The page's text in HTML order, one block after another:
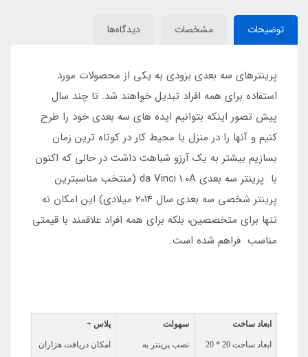
توضیحات مشخصات دیدگاه‌ها
پرینترهای سه بعدی بزودی به یکی از محصولات مورد
استفاده برای همه افراد تبدیل خواهند شد. تا چند سال
پیش تصور اینکه بتوانیم ایده های سه بعدی خود را طرح
کنیم و آنها را در منزل یا محیط کار در کوتاه ترین زمان
بسازیم بیشتر به یک آرزو شباهت داشت در حالی که اکنون
با پرینتر سه بعدی da Vinci 1.0A (منتخب مناسبترین
پرینتر شخصی سه بعدی سال 2014 میلادی) این امکان نه
تنها برای متخصصین، بلکه برای همه افراد علاقمند با قیمتی
مناسب فراهم شده است.
ابعاد ساخت
ابعاد ساخت 20 * 20
سهولت
نصب پرینتر به
پلاس +
امکان دریافت هزاران